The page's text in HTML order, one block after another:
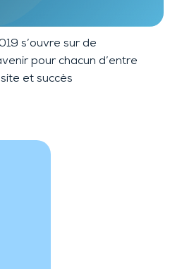
s’ouvre sur de
pour chacun d’entre
et succès